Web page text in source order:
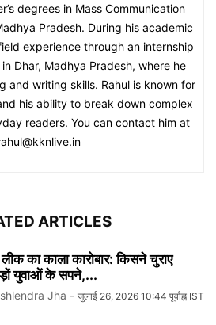
degrees in Mass Communication
Pradesh. During his academic
experience through an internship
Dhar, Madhya Pradesh, where he
and writing skills. Rahul is known for
his ability to break down complex
readers. You can contact him at
ARTICLES
का काला कारोबार: किसने चुराए
युवाओं के सपने,...
Jha - जुलाई 26, 2026 10:44 पूर्वाह्न IST